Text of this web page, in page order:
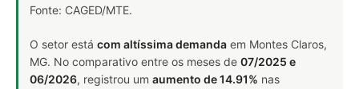
Fonte: CAGED/MTE.
O setor está com altíssima demanda em Montes Claros,
MG. No comparativo entre os meses de 07/2025 e
06/2026, registrou um aumento de 14.91% nas